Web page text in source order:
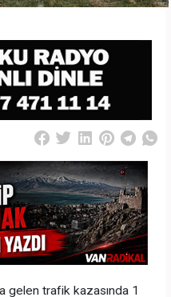
gelen trafik kazasında 1